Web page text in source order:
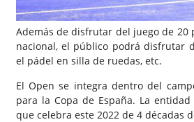
Además de disfrutar del juego de 20
nacional, el público podrá disfrutar
el pádel en silla de ruedas, etc.
El Open se integra dentro del
para la Copa de España. La
que celebra este 2022 de 4 décadas